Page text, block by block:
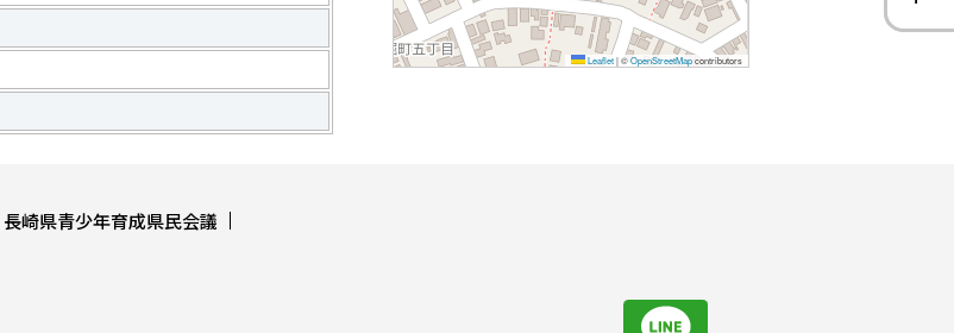
Leaflet|©OpenStreetMapcontributors
長崎県青少年育成県民会議